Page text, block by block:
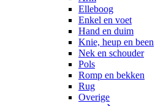
Elleboog
Enkel en voet
Hand en duim
Knie, heup en been
Nek en schouder
Pols
Romp en bekken
Rug
Overige